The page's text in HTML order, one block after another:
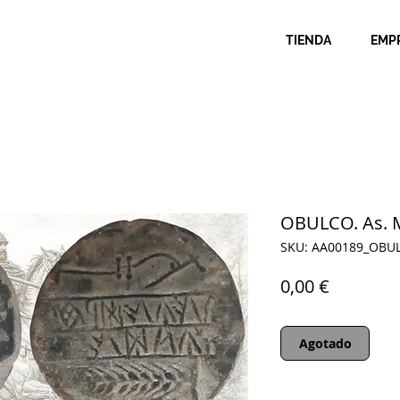
TIENDA
OBULCO. As.
SKU:
0,00 €
Agotado